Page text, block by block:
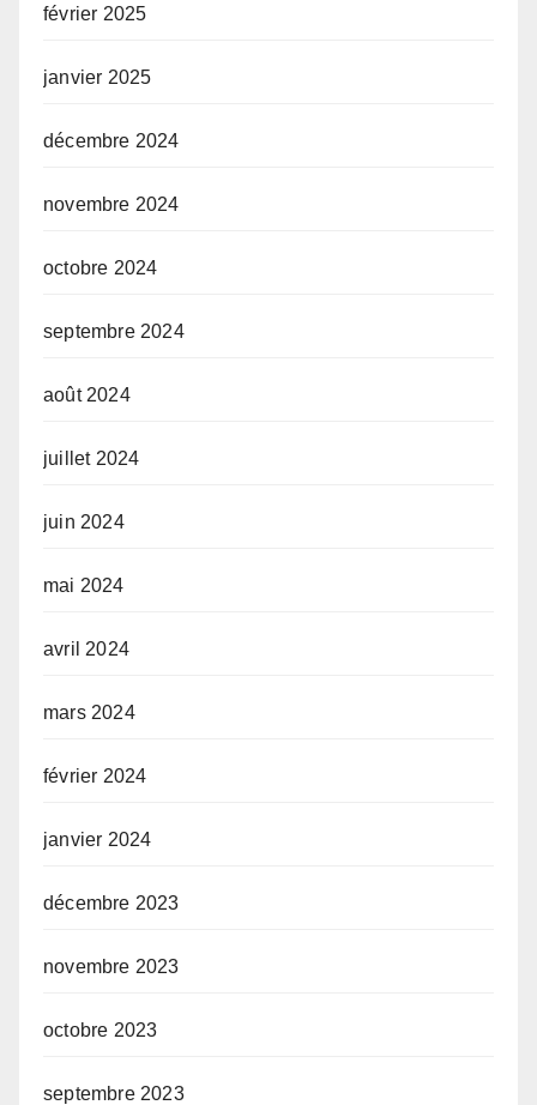
février 2025
janvier 2025
décembre 2024
novembre 2024
octobre 2024
septembre 2024
août 2024
juillet 2024
juin 2024
mai 2024
avril 2024
mars 2024
février 2024
janvier 2024
décembre 2023
novembre 2023
octobre 2023
septembre 2023